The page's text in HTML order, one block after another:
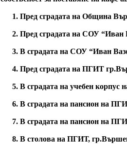
1. Пред сградата на Община
2. Пред сградата на СОУ “Иван
3. В сградата на СОУ “Иван
4. Пред сградата на ПГИТ
5. В сградата на учебен
6. В сградата на пансион на
7. В сградата на пансион на
8. В столова на ПГИТ,